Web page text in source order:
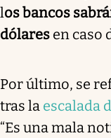
los bancos
dólares en caso
Por último, se
tras la escalada
“Es una mala